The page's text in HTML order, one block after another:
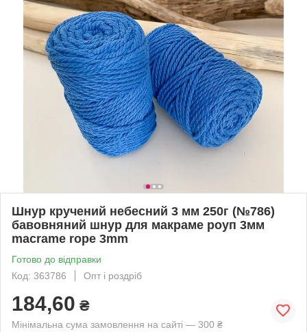
Шнур кручений небесний 3 мм 250г (№786)
бавовняний шнур для макраме роуп 3мм
macrame rope 3mm
Готово до відправки
Код: 363786
Опт і роздріб
184,60 ₴
Мінімальна сума замовлення на сайті — 300 ₴